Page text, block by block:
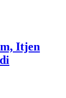
Itjen